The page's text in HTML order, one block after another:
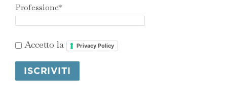
Professione*
Accetto la Privacy Policy